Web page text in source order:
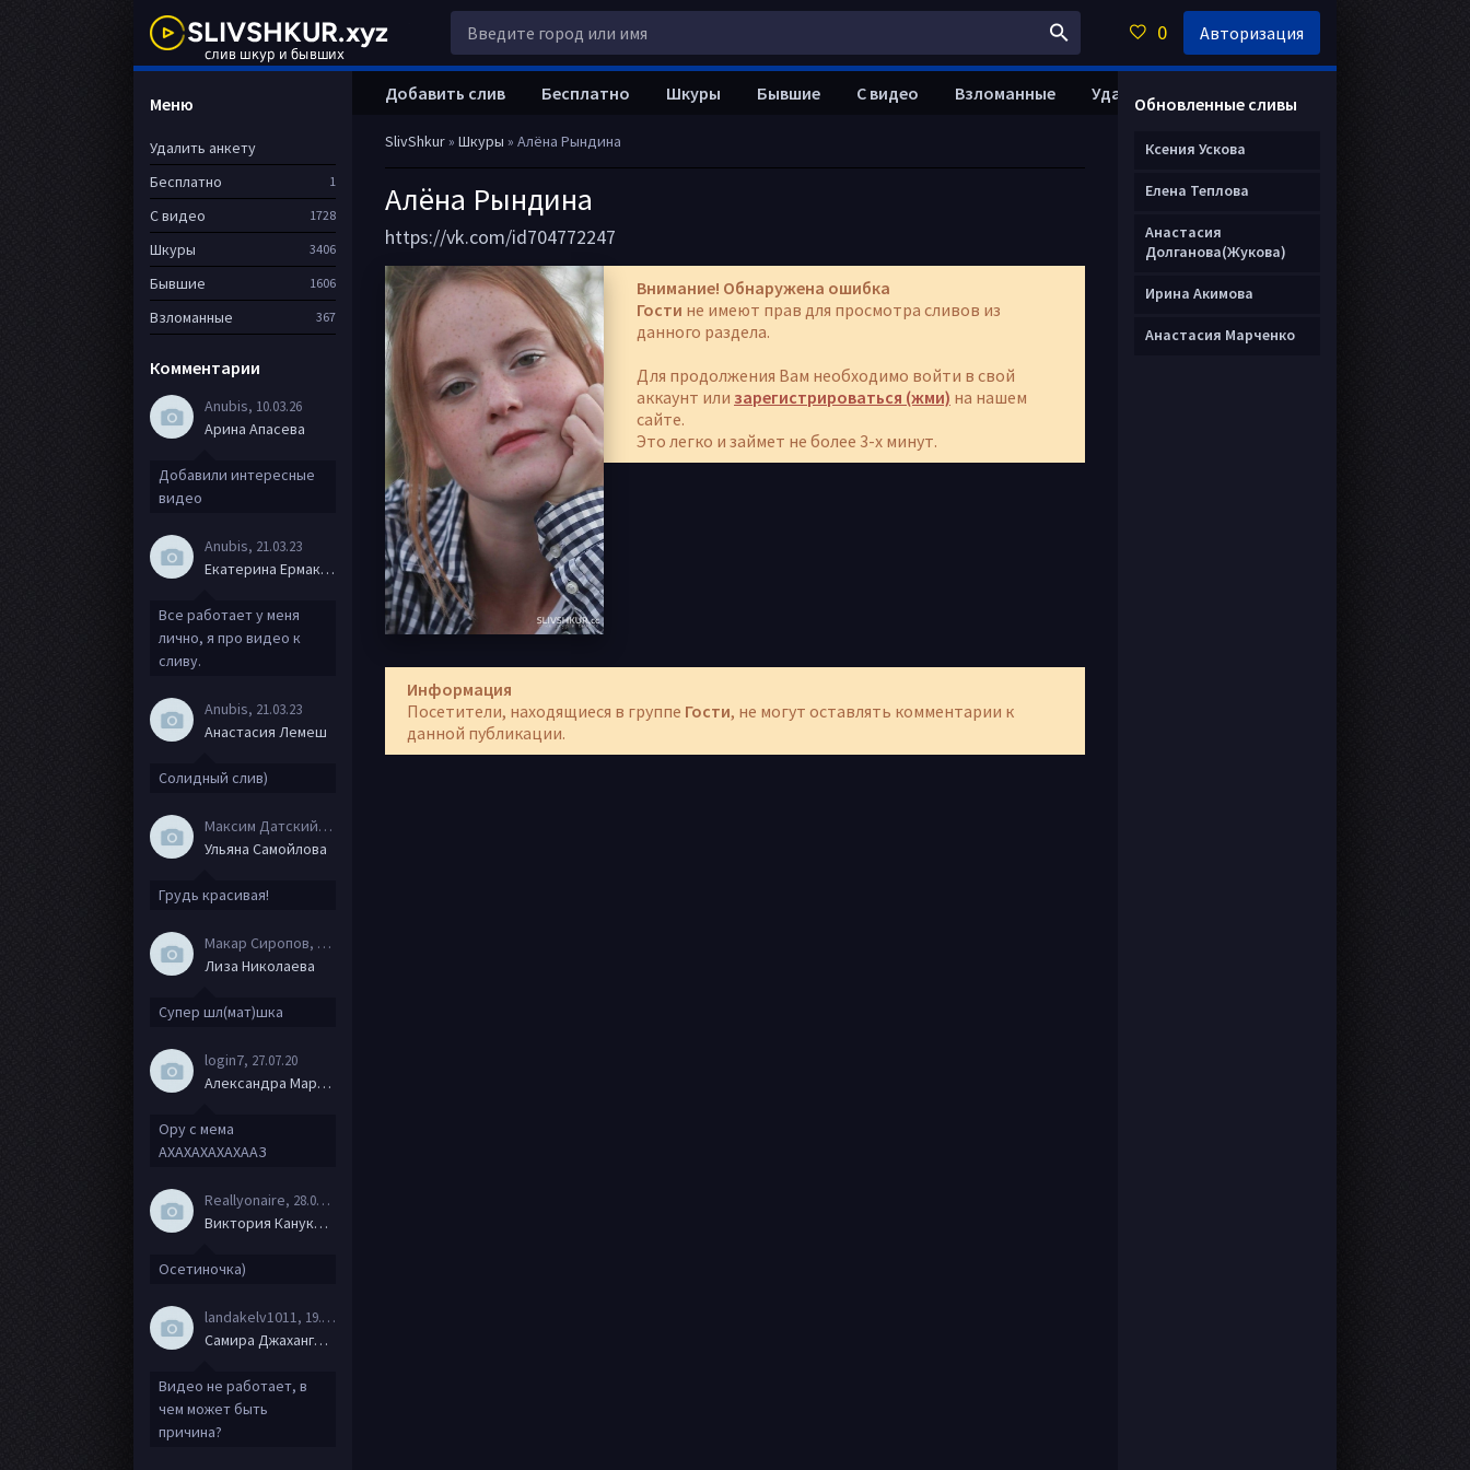
SlivShkur» Шкуры » Алёна Рындина
Алёна Рындина
https://vk.com/id704772247
Внимание! Обнаружена ошибка
Гости не имеют прав для просмотра сливов из
данного раздела.
Для продолжения Вам необходимо войти в свой
аккаунт или зарегистрироваться (жми) на нашем
сайте.
Это легко и займет не более 3-х минут.
Информация
Посетители, находящиеся в группе Гости, не могут оставлять комментарии к
данной публикации.
Добавить слив Бесплатно Шкуры Бывшие С видео Взломанные Удалить анкету
Меню
Удалить анкету
Бесплатно
1
С видео 1728
Шкуры 3406
Бывшие 1606
Взломанные 367
Комментарии
Anubis, 10.03.26
Арина Апасева
Добавили интересные
видео
Anubis, 21.03.23
Екатерина Ермакова
Все работает у меня
лично, я про видео к
сливу.
Anubis, 21.03.23
Анастасия Лемеш
Солидный слив)
Максим Датский
, 15.08.20
Ульяна Самойлова
Грудь красивая!
Макар Сиропов, 08.08.20
Лиза Николаева
Супер шл(мат)шка
login7, 27.07.20
Александра Маркова
Ору с мема
АХАХАХАХАХААЗ
Reallyonaire, 28.06.20
Виктория Канукова
Осетиночка)
landakelv1011 , 19.06.20
Самира Джахангирова
Видео не работает, в
чем может быть
причина?
Обновленные сливы
Ксения Ускова
Елена Теплова
Анастасия
Долганова(Жукова)
Ирина Акимова
Анастасия Марченко
0 Авторизация